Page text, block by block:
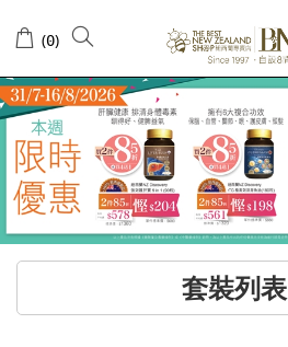
本
月
專
享
優
惠
套
裝
(0)
套裝列表